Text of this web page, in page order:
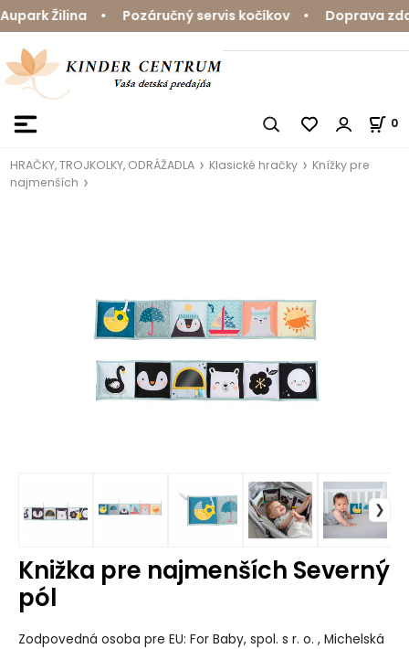
Žilina • Pozáručný servis kočíkov • Doprava
0
HRAČKY, TROJKOLKY, ODRÁŽADLA Klasické hračky
Knížky pre
najmenších
Knižka pre najmenších Severný
pól
Zodpovedná osoba pre EU: For Baby, spol. s r. o. , Michelská